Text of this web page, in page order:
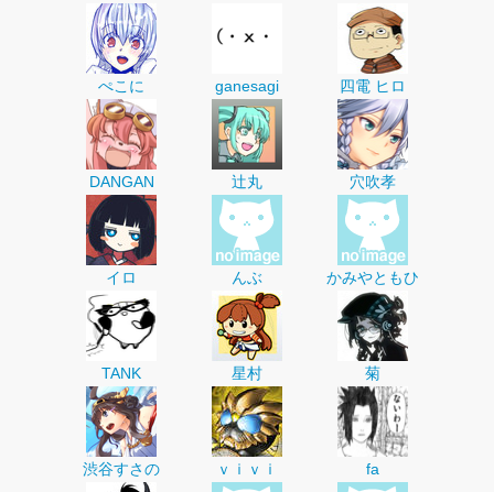
ぺこに ganesagi 四電 ヒロ
DANGAN 辻丸 穴吹孝
イロ んぶ かみやともひ
TANK 星村 菊
渋谷すさの ｖｉｖｉ fa